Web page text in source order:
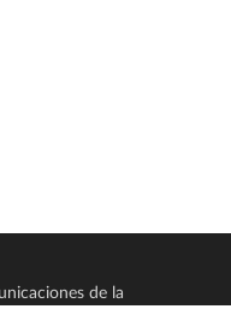
de la